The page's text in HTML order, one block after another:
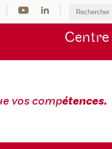
Centre
vos compétences.